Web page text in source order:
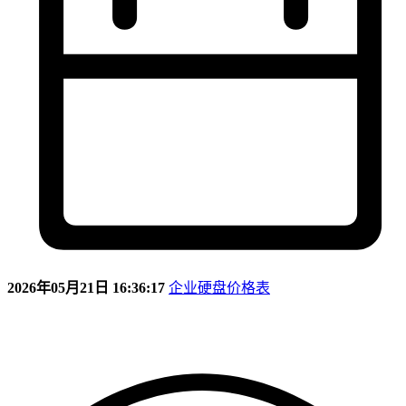
2026年05月21日 16:36:17 企业硬盘价格表